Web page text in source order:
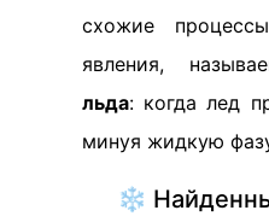
схожие
явления,
льда: когда лед
минуя жидкую
❄️